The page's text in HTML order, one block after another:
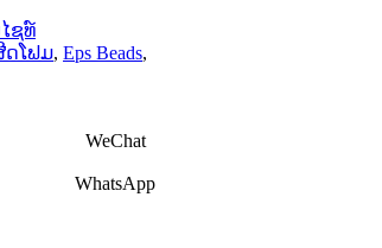
ຊທ໌
ດໂຟມ, Eps Beads,
WeChat
WhatsApp